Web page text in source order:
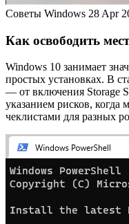
Советы Windows 28 Apr
Как освободить
Windows 10 занимает
простых установках. В
— от включения Storage
указанием рисков,
чеклистами для разных